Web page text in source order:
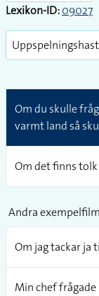
Lexikon-ID:09027
Om du skulle
varmt land så
Om det finns
Andra
Om jag tackar ja
Min chef frågade